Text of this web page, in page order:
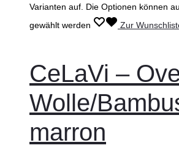
Varianten auf. Die Optionen können
gewählt werden
Zur
CeLaVi –
Wolle/
marron